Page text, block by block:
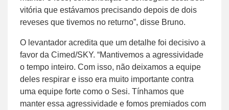
vitória que estávamos precisando depois de dois
reveses que tivemos no returno”, disse Bruno.
O levantador acredita que um detalhe foi decisivo a
favor da Cimed/SKY. “Mantivemos a agressividade
o tempo inteiro. Com isso, não deixamos a equipe
deles respirar e isso era muito importante contra
uma equipe forte como o Sesi. Tínhamos que
manter essa agressividade e fomos premiados com